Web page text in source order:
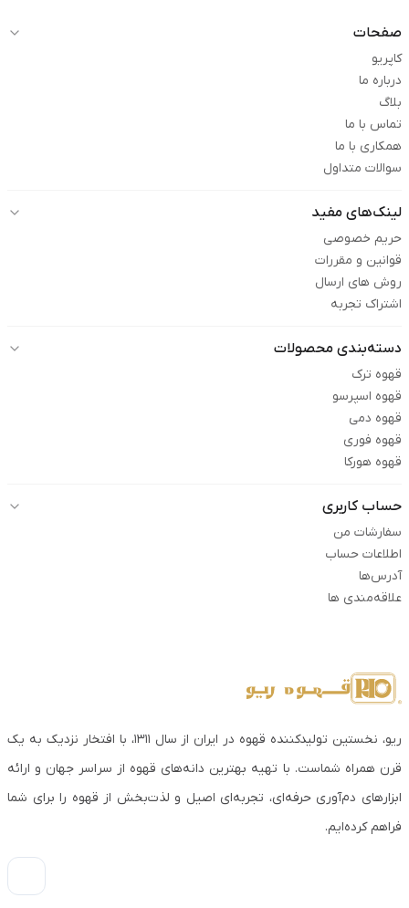
صفحات
کاپریو
درباره ما
بلاگ
تماس با ما
همکاری با ما
سوالات متداول
لینک‌های مفید
حریم خصوصی
قوانین و مقررات
روش های ارسال
اشتراک تجربه
دسته‌بندی محصولات
قهوه ترک
قهوه اسپرسو
قهوه دمی
قهوه فوری
قهوه هورکا
حساب کاربری
سفارشات من
اطلاعات حساب
آدرس‌ها
علاقه‌مندی ها
ریو، نخستین تولیدکننده قهوه در ایران از سال ۱۳۱۱، با افتخار نزدیک به یک
قرن همراه شماست. با تهیه بهترین دانه‌های قهوه از سراسر جهان و ارائه
ابزارهای دم‌آوری حرفه‌ای، تجربه‌ای اصیل و لذت‌بخش از قهوه را برای شما
فراهم کرده‌ایم.